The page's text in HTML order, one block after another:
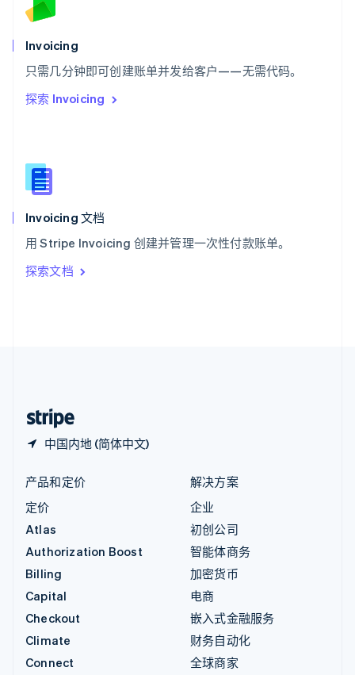
Invoicing
只需几分钟即可创建账单并发给客户——无需代码。
探索 Invoicing
Invoicing 文档
用 Stripe Invoicing 创建并管理一次性付款账单。
探索文档
中国内地 (简体中文)
English
ไทยEnglish
希腊
English
西班牙
新西兰
English
匈牙利
English
ItalianoEnglish
印度
English
产品和定价
定价
Atlas
Authorization Boost
Billing
Capital
Checkout
Climate
Connect
解决方案
企业
初创公司
智能体商务
加密货币
电商
嵌入式金融服务
财务自动化
全球商家